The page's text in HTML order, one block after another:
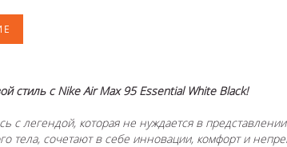
стиль с Nike Air Max 95 Essential White Black!
с легендой, которая не нуждается в
тела, сочетают в себе инновации, комфорт и